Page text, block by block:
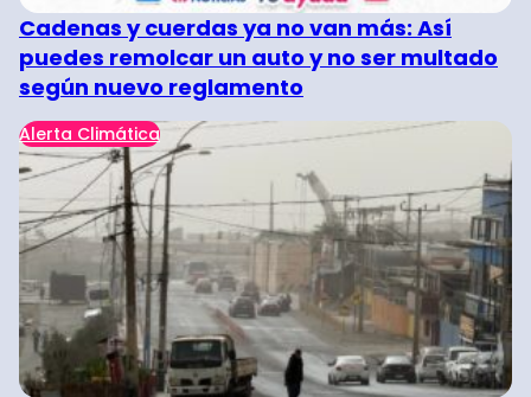
Cadenas y cuerdas ya no van más: Así
puedes remolcar un auto y no ser multado
según nuevo reglamento
Alerta Climática